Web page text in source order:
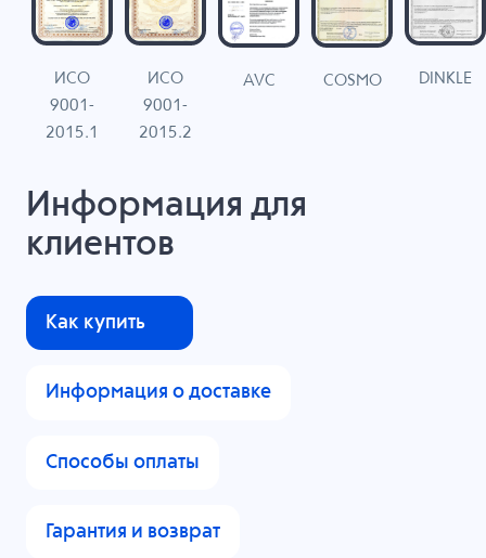
ИСО
9001-
2015.1
ИСО
9001-
2015.2
AVC COSMO DINKLE
Информация для
клиентов
Как купить
Информация о доставке
Способы оплаты
Гарантия и возврат